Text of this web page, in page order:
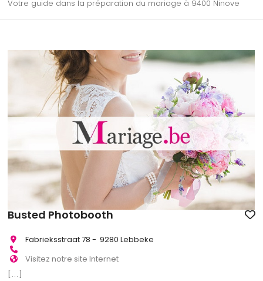
Votre guide dans la préparation du mariage à 9400 Ninove
Busted Photobooth
Fabrieksstraat 78 - 9280 Lebbeke
Visitez notre site Internet
[...]